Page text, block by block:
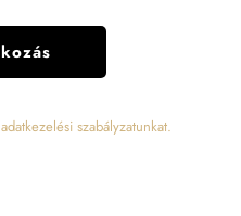
adatkezelési szabályzatunkat.